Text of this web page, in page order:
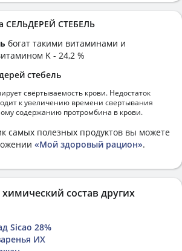
СЕЛЬДЕРЕЙ СТЕБЕЛЬ
богат такими витаминами и
K - 24,2 %
стебель
свёртываемость крови. Недостаток
к увеличению времени свертывания
содержанию протромбина в крови.
самых полезных продуктов вы можете
«Мой здоровый рацион».
состав других
Sicao 28%
ИХ